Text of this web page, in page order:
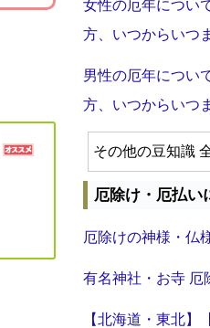
女性の厄年につい
方、いつからいつ
男性の厄年につい
方、いつからいつ
その他の豆知識
厄除け・厄払い
厄除けの神様・仏
有名神社・お寺 厄
【北海道・東北】